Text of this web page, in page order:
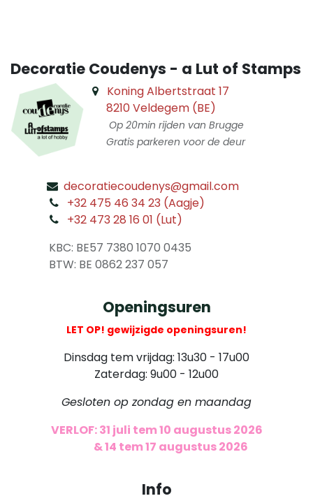
Decoratie Coudenys - a Lut of Stamps
Koning Albertstraat 17
8210 Veldegem (BE)
Op 20min rijden van Brugge
Gratis parkeren voor de deur
decoratiecoudenys@gmail.com
+32 475 46 34 23 (Aagje)
+32 473 28 16 01 (Lut)
KBC: BE57 7380 1070 0435
​ BTW: BE 0862 237 057
Openingsuren
LET OP! gewijzigde openingsuren!
Dinsdag tem vrijdag: 13u30 - 17u00
Zaterdag: 9u00 - 12u00
Gesloten op zondag en maandag
VERLOF: 31 juli tem 10 augustus 2026
& 14 tem 17 augustus 2026
Info